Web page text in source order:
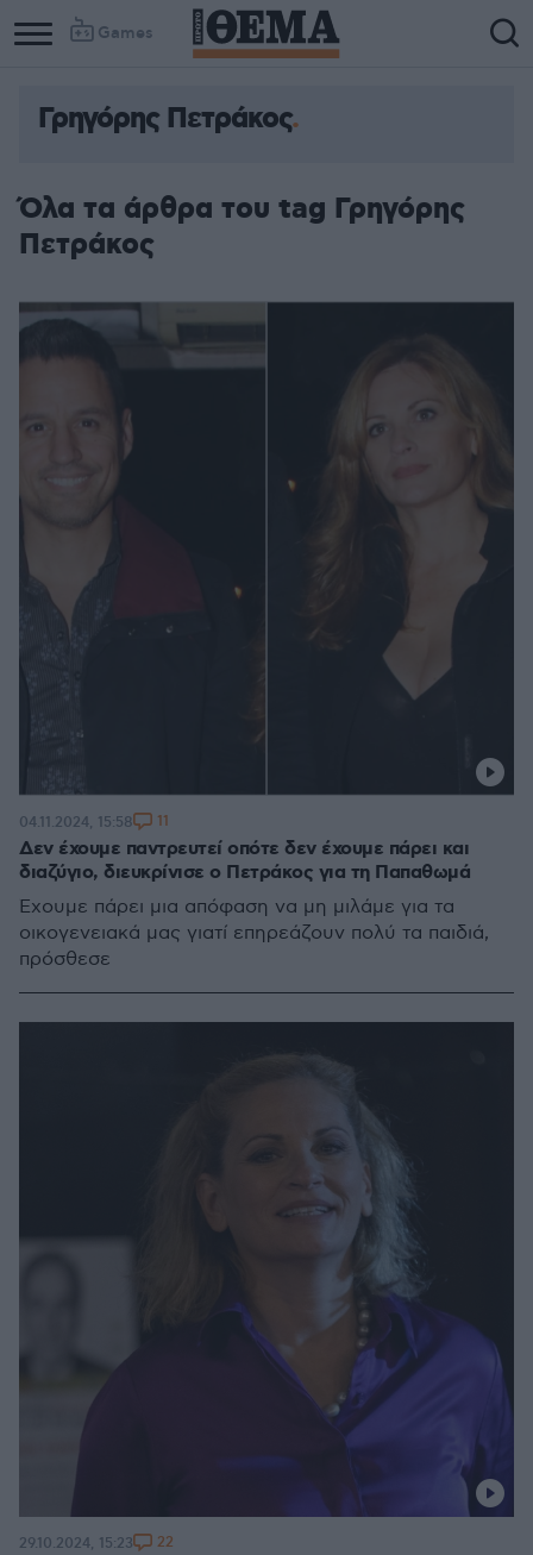
Games
Γρηγόρης Πετράκος
Όλα τα άρθρα του tag Γρηγόρης
Πετράκος
Δεν έχουμε παντρευτεί οπότε δεν έχουμε πάρει και
διαζύγιο, διευκρίνισε ο Πετράκος για τη Παπαθωμά
Έχουμε πάρει μια απόφαση να μη μιλάμε για τα
οικογενειακά μας γιατί επηρεάζουν πολύ τα παιδιά,
πρόσθεσε
04.11.2024, 15:58 11
29.10.2024, 15:23 22